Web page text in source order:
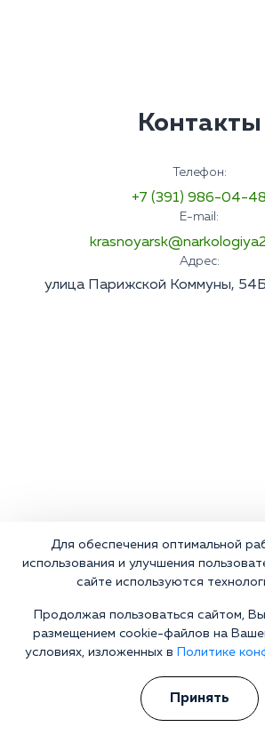
Контакты
Телефон:
+7 (391) 986-04-48
E-mail:
Адрес:
улица Парижской Коммуны,
Что делать сейчас?
Для обеспечения оптимальной
использования и улучшения
сайте используются
Продолжая пользоваться сайтом,
размещением cookie-файлов на
условиях, изложенных в
Политике
Принять